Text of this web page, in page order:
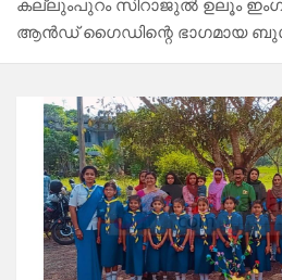
കല്ലുംപുറം സിറാജുൽ ഉലൂം
ആൻഡ് ഗൈഡിന്റെ ഭാഗമായ